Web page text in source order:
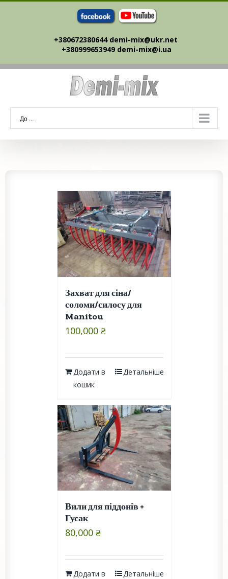
+380672380644 demi-mix@ukr.net ‎
+380999653949 demi-mix@i.ua
До ...
Захват для сіна/
соломи/силосу для
Manitou
100,000 ₴
Додати в
кошик
Детальніше
Вили для піддонів +
Гусак
80,000 ₴
Додати в
Детальніше